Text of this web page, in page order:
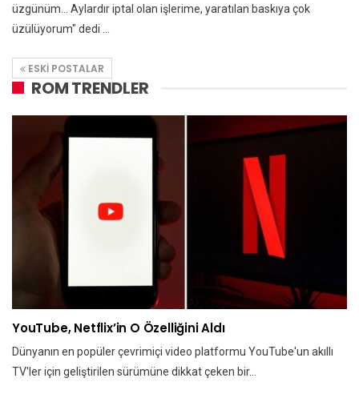
üzgünüm... Aylardır iptal olan işlerime, yaratılan baskıya çok
üzülüyorum" dedi ...
ESKI POSTALAR
ROM TRENDLER
YouTube, Netflix’in O Özelliğini Aldı
Dünyanın en popüler çevrimiçi video platformu YouTube'un akıllı
TV'ler için geliştirilen sürümüne dikkat çeken bir…